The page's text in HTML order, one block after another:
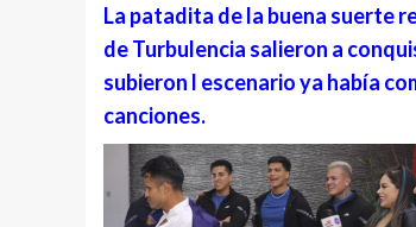
La patadita de la buena suerte
de Turbulencia salieron a
subieron l escenario ya había
canciones.